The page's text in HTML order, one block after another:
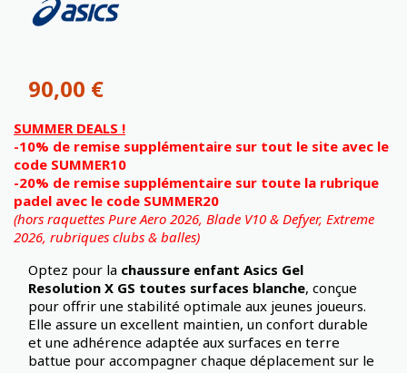
90,00 €
SUMMER DEALS !
-10% de remise supplémentaire sur tout le site avec le
code SUMMER10
-20% de remise supplémentaire sur toute la rubrique
padel avec le code SUMMER20
(hors raquettes Pure Aero 2026, Blade V10 & Defyer, Extreme
2026, rubriques clubs & balles)
Optez pour la chaussure enfant Asics Gel
Resolution X GS toutes surfaces blanche, conçue
pour offrir une stabilité optimale aux jeunes joueurs.
Elle assure un excellent maintien, un confort durable
et une adhérence adaptée aux surfaces en terre
battue pour accompagner chaque déplacement sur le